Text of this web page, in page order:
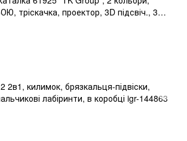
тріскачка, проектор, 3D підсвіч., 3
у коробці